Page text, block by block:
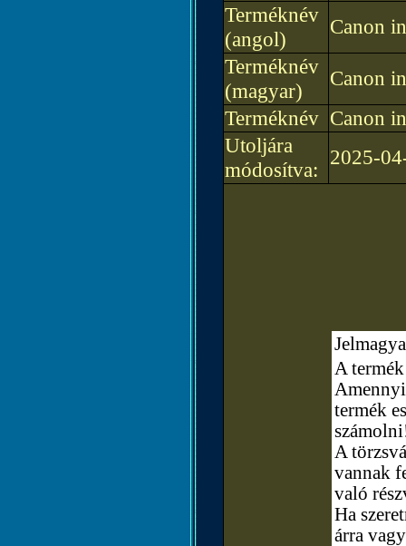
Terméknév
(angol)
Canon
Terméknév
(magyar)
Canon
Terméknév Canon
Utoljára
módosítva:
2025-
A
termék
A
vannak
való
Ha
árra